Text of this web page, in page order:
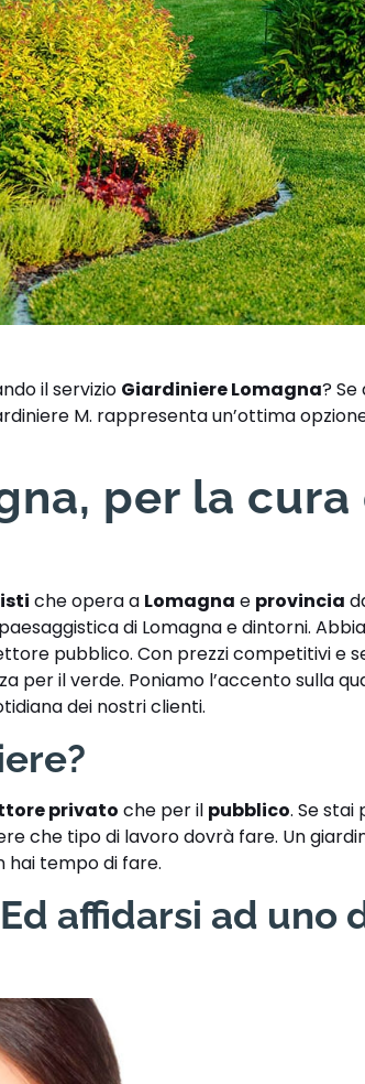
il servizio Giardiniere Lomagna?
M. rappresenta un’ottima
per la
che opera a Lomagna e provincia
di Lomagna e dintorni.
pubblico. Con prezzi competitivi e
per il verde. Poniamo l’accento sulla
dei nostri clienti.
privato che per il pubblico. Se stai
che tipo di lavoro dovrà fare. Un
hai tempo di fare.
affidarsi ad uno